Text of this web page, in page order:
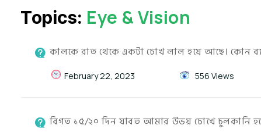
Topics: Eye & Vision
কালকে রাত থেকে একটা চোখ লাল হয়ে আছে। কোন
February 22, 2023 556 Views
বিগত ১৫/২০ দিন যাবত আমার উভয় চোখে চুলকানি